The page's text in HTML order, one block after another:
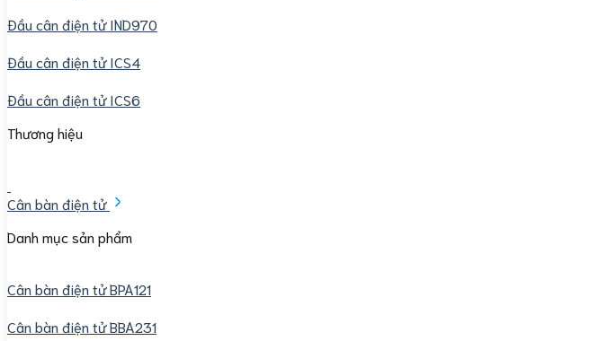
Đầu cân điện tử IND970
Đầu cân điện tử ICS4
Đầu cân điện tử ICS6
Thương hiệu
Cân bàn điện tử
Danh mục sản phẩm
Cân bàn điện tử BPA121
Cân bàn điện tử BBA231